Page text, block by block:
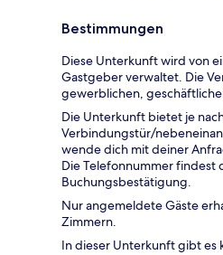
Bestimmungen
Diese Unterkunft wird von
Gastgeber verwaltet. Die
gewerblichen,
Die Unterkunft bietet je
Verbindungstür/
wende dich mit deiner
Die Telefonnummer findest
Buchungsbestätigung.
Nur angemeldete Gäste
Zimmern.
In dieser Unterkunft gibt es